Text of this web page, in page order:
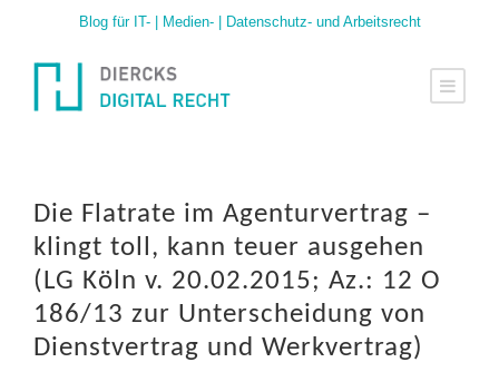
Blog für IT- | Medien- | Datenschutz- und Arbeitsrecht
Die Flatrate im Agenturvertrag –
klingt toll, kann teuer ausgehen
(LG Köln v. 20.02.2015; Az.: 12 O
186/13 zur Unterscheidung von
Dienstvertrag und Werkvertrag)